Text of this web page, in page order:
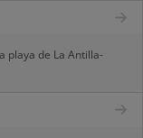
playa de La Antilla-